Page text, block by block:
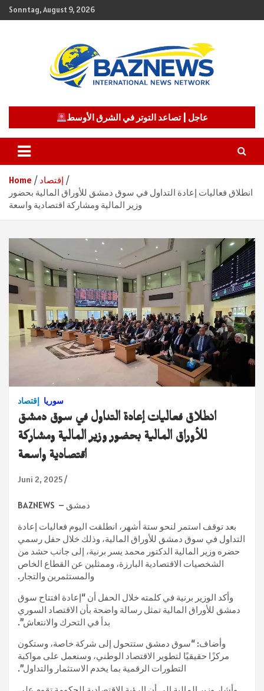
Skip
to
Sonntag, August 9, 2026
BAZNEWS
عاجل | تصاعد التوتر في الشرق الأوسط
Home
إقتصاد
انطلاق فعاليات إعادة التداول في سوق دمشق للأوراق المالية بحضور
وزير المالية ومشاركة اقتصادية واسعة
إقتصاد سوريا
انطلاق فعاليات إعادة التداول في سوق دمشق
للأوراق المالية بحضور وزير المالية ومشاركة
اقتصادية واسعة
Juni 2, 2025
دمشق – BAZNEWS
بعد توقف استمر لنحو ستة أشهر، انطلقت اليوم فعاليات إعادة
التداول في سوق دمشق للأوراق المالية، وذلك خلال حفل رسمي
حضره وزير المالية الدكتور محمد يسر برنية، إلى جانب حشد من
الشخصيات الاقتصادية البارزة، وممثلين عن القطاع الخاص
والمستثمرين والتجار.
وأكد الوزير برنية في كلمته خلال الحفل أن “إعادة افتتاح سوق
دمشق للأوراق المالية تمثل رسالة واضحة بأن الاقتصاد السوري
بدأ في التحرك والانتعاش”.
وأضاف: “سوق دمشق ستتحول إلى شركة خاصة، وستكون
مركزًا حقيقيًا لتطوير الاقتصاد الوطني، وسنعمل على مواكبة
التطورات الرقمية بما يخدم الاستثمار والتداول”.